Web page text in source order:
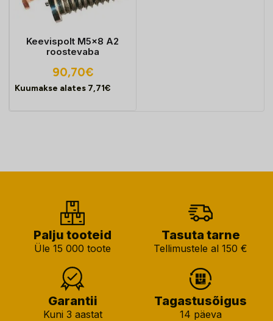
Keevispolt M5x8 A2
roostevaba
90,70€
Kuumakse alates 7,71€
Palju tooteid
Üle 15 000 toote
Tasuta tarne
Tellimustele al 150 €
Garantii
Kuni 3 aastat
Tagastusõigus
14 päeva